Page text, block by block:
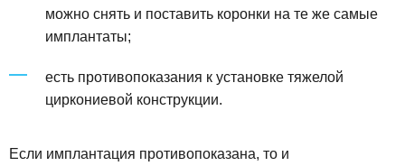
можно снять и поставить коронки на те же самые
имплантаты;
есть противопоказания к установке тяжелой
циркониевой конструкции.
Если имплантация противопоказана, то и